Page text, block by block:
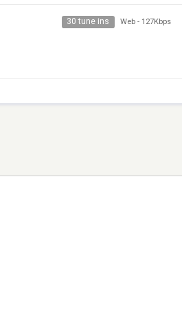
30 tune ins Web - 127Kbps